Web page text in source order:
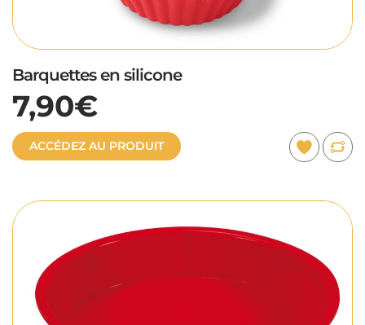
Barquettes en silicone
7,90€
ACCÉDEZ AU PRODUIT